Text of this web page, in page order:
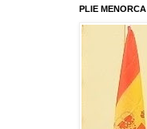
PLIE MENORCA